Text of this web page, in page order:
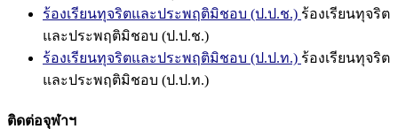
ร้องเรียนทุจริตและประพฤติมิชอบ (ป.ป.ช.) ร้องเรียนทุจริต
และประพฤติมิชอบ (ป.ป.ช.)
ร้องเรียนทุจริตและประพฤติมิชอบ (ป.ป.ท.) ร้องเรียนทุจริต
และประพฤติมิชอบ (ป.ป.ท.)
ติดต่อจุฬาฯ